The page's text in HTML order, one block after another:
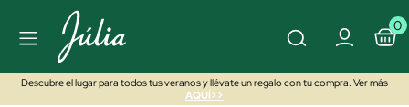
0
Descubre el lugar para todos tus veranos y llévate un regalo con tu compra. Ver más
AQUÍ>>